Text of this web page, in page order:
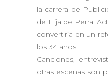
la carrera de
de Hija de Perra.
convertiría en un
los 34 años.
Canciones,
otras escenas son